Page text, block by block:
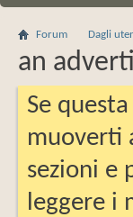
Forum Dagli
an
Se
muoverti
sezioni e
leggere i